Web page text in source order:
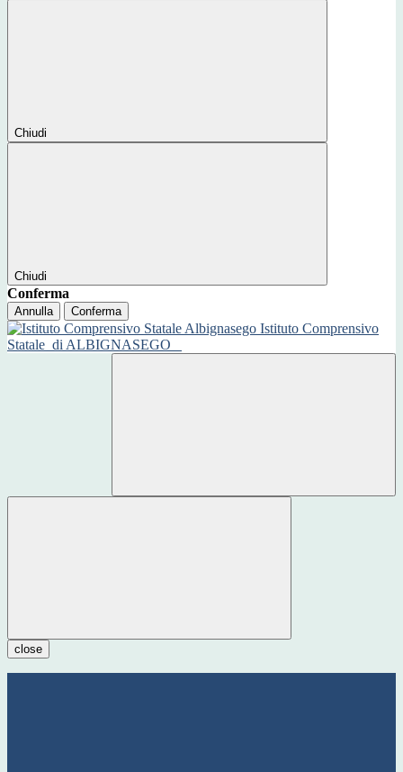
Chiudi
Chiudi
Conferma
Annulla Conferma
Istituto Comprensivo
Statale di ALBIGNASEGO
close